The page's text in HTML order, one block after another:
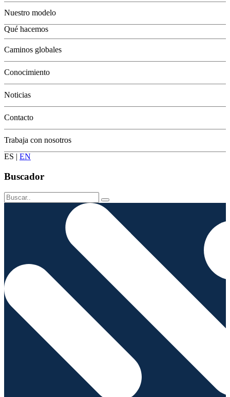
Nuestro modelo
Qué hacemos
Jóvenes
Adultos
Grandes
Conservación
Caminos globales
Conocimiento
Noticias
Contacto
Trabaja con nosotros
ES | EN
Buscador